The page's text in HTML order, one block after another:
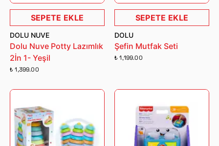
SEPETE EKLE
DOLU NUVE
Dolu Nuve Potty Lazımlık
2İn 1- Yeşil
₺ 1,399.00
SEPETE EKLE
DOLU
Şefin Mutfak Seti
₺ 1,199.00